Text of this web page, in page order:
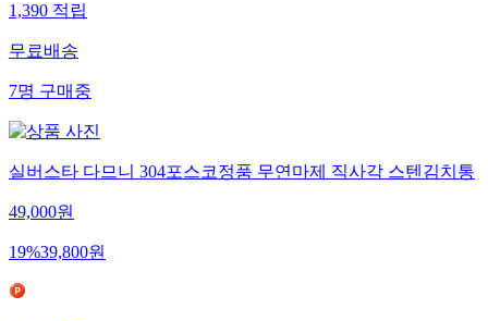
1,390 적립
무료배송
7명 구매중
실버스타 다므니 304포스코정품 무연마제 직사각 스텐김치통
49,000원
19%39,800원